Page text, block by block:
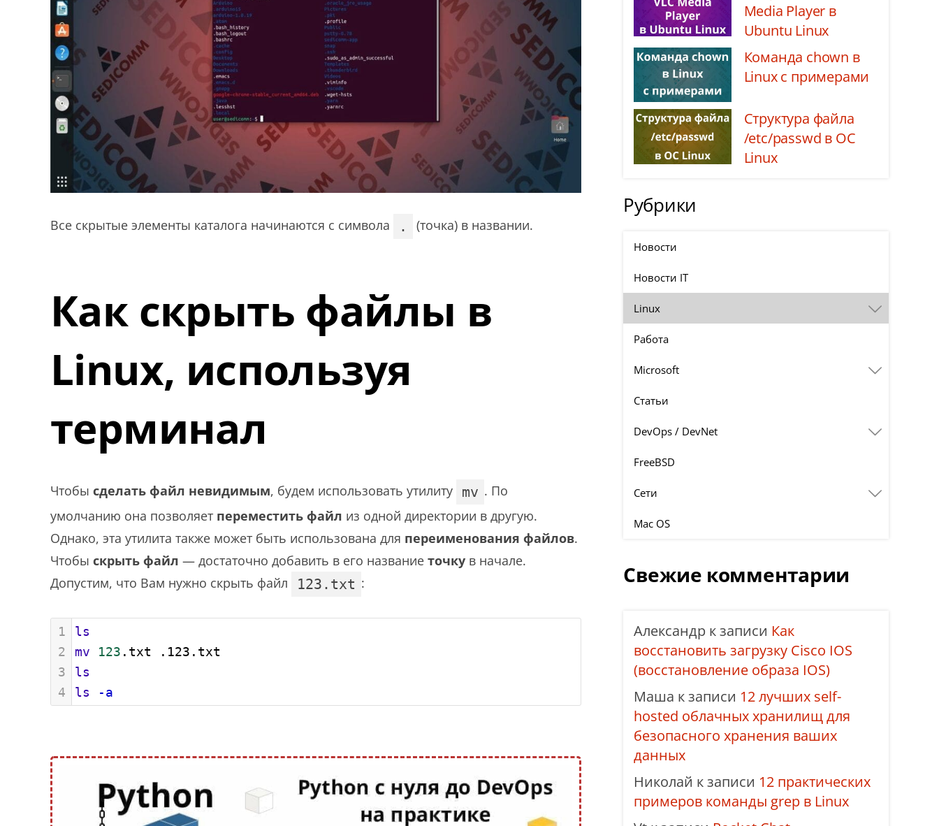
Все скрытые элементы каталога начинаются с символа . (точка) в названии.
Как скрыть файлы в
Linux, используя
терминал
Чтобы сделать файл невидимым, будем использовать утилиту mv . По
умолчанию она позволяет переместить файл из одной директории в другую.
Однако, эта утилита также может быть использована для переименования файлов.
Чтобы скрыть файл — достаточно добавить в его название точку в начале.
Допустим, что Вам нужно скрыть файл
123.txt :
1
ls
2
mv 123 .txt .123.txt
3
ls
4
ls -a
Media Player в
Ubuntu Linux
Команда chown в
Linux с примерами
Структура файла
/etc/passwd в ОС
Linux
Рубрики
Новости
Новости IT
Linux
Работа
Microsoft
Статьи
DevOps / DevNet
FreeBSD
Сети
Mac OS
Свежие комментарии
Александр к записи Как
восстановить загрузку Cisco IOS
(восстановление образа IOS)
Маша к записи 12 лучших self-
hosted облачных хранилищ для
безопасного хранения ваших
данных
Николай к записи 12 практических
примеров команды grep в Linux